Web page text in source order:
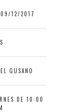
12/2017
GUSANO
DE 10:00